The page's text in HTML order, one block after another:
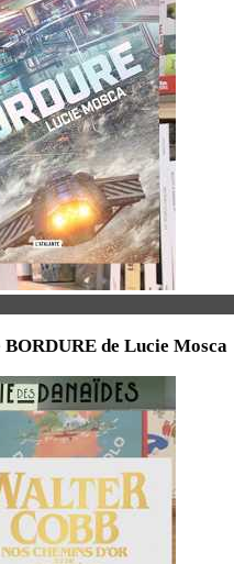
de Lucie Mosca